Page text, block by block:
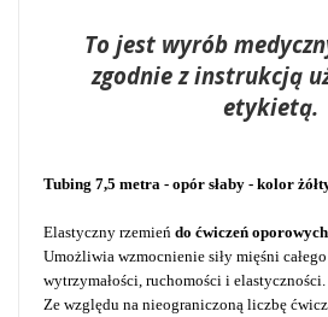
To jest wyrób
zgodnie z instrukcją
etykietą.
Tubing 7,5 metra - opór słaby - kolor
Elastyczny rzemień do ćwiczeń
Umożliwia wzmocnienie siły mięśni
wytrzymałości, ruchomości i elastyczności.
Ze względu na nieograniczoną liczbę